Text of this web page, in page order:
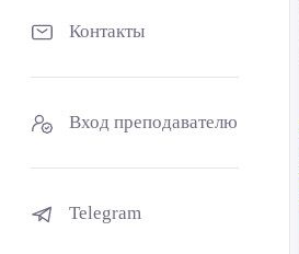
Контакты
Вход преподавателю
Telegram